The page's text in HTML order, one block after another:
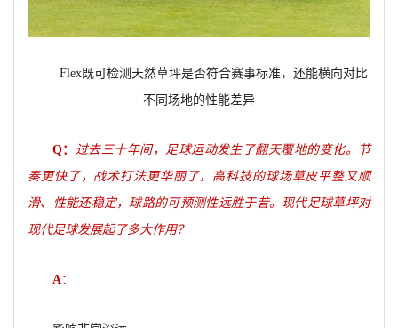
Flex既可检测天然草坪是否符合赛事标准，还能横向对比
不同场地的性能差异
Q： 过去三十年间，足球运动发生了翻天覆地的变化。节
奏更快了，战术打法更华丽了，高科技的球场草皮平整又顺
滑、性能还稳定，球路的可预测性远胜于昔。现代足球草坪对
现代足球发展起了多大作用？
A：